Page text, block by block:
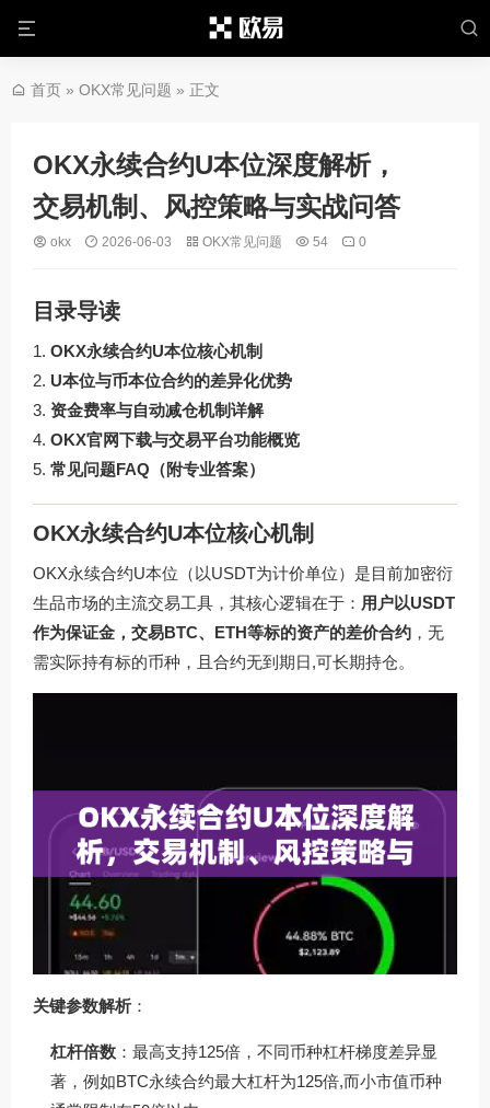
首页 » OKX常见问题 » 正文
OKX永续合约U本位深度解析，
交易机制、风控策略与实战问答
okx 2026-06-03 OKX常见问题 54 0
目录导读
OKX永续合约U本位核心机制
U本位与币本位合约的差异化优势
资金费率与自动减仓机制详解
OKX官网下载与交易平台功能概览
常见问题FAQ（附专业答案）
OKX永续合约U本位核心机制
OKX永续合约U本位（以USDT为计价单位）是目前加密衍
生品市场的主流交易工具，其核心逻辑在于： 用户以USDT
作为保证金，交易BTC、ETH等标的资产的差价合约 ，无
需实际持有标的币种，且合约无到期日,可长期持仓。
关键参数解析 ：
杠杆倍数 ：最高支持125倍，不同币种杠杆梯度差异显
著，例如BTC永续合约最大杠杆为125倍,而小市值币种